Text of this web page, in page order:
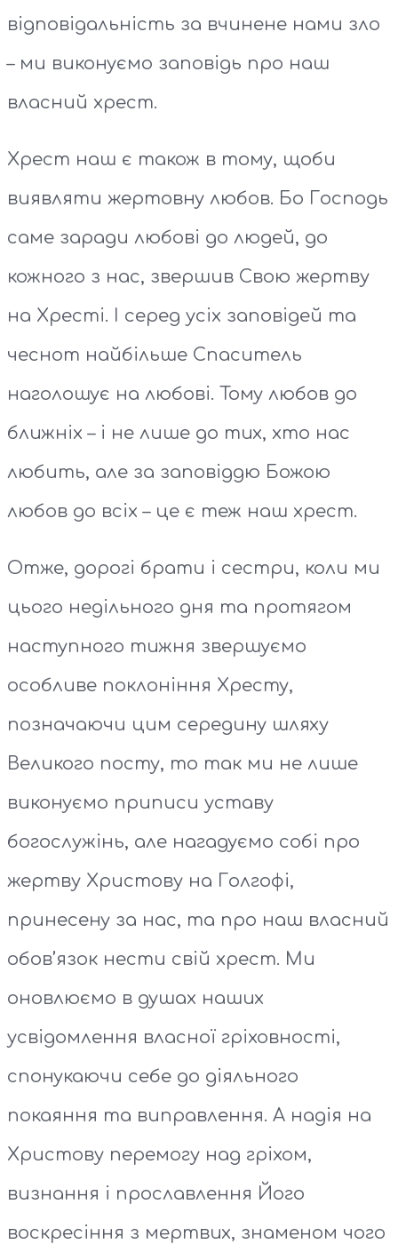
відповідальність за вчинене нами зло
– ми виконуємо заповідь про наш
власний хрест.
Хрест наш є також в тому, щоби
виявляти жертовну любов. Бо Господь
саме заради любові до людей, до
кожного з нас, звершив Свою жертву
на Хресті. І серед усіх заповідей та
чеснот найбільше Спаситель
наголошує на любові. Тому любов до
ближніх – і не лише до тих, хто нас
любить, але за заповіддю Божою
любов до всіх – це є теж наш хрест.
Отже, дорогі брати і сестри, коли ми
цього недільного дня та протягом
наступного тижня звершуємо
особливе поклоніння Хресту,
позначаючи цим середину шляху
Великого посту, то так ми не лише
виконуємо приписи уставу
богослужінь, але нагадуємо собі про
жертву Христову на Голгофі,
принесену за нас, та про наш власний
обов’язок нести свій хрест. Ми
оновлюємо в душах наших
усвідомлення власної гріховності,
спонукаючи себе до діяльного
покаяння та виправлення. А надія на
Христову перемогу над гріхом,
визнання і прославлення Його
воскресіння з мертвих, знаменом чого